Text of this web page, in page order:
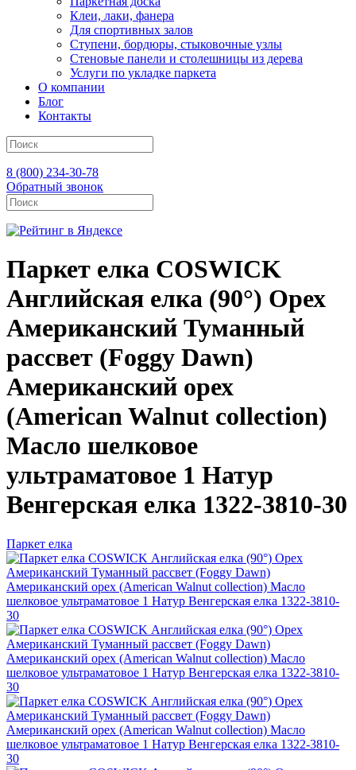
Клеи, лаки, фанера
Для спортивных залов
Ступени, бордюры, стыковочные узлы
Стеновые панели и столешницы из дерева
Услуги по укладке паркета
О компании
Блог
Контакты
8 (800) 234-30-78
Обратный звонок
Паркет елка COSWICK
Английская елка (90°) Орех
Американский Туманный
рассвет (Foggy Dawn)
Американский орех
(American Walnut collection)
Масло шелковое
ультраматовое 1 Натур
Венгерская елка 1322-3810-30
Паркет елка